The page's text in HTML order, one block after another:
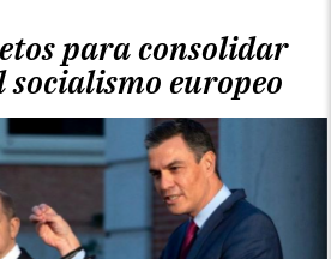
para consolidar
europeo